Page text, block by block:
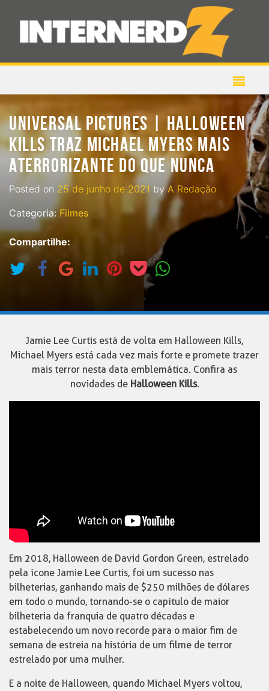
UNIVERSAL PICTURES | HALLOWEEN
KILLS TRAZ MICHAEL MYERS MAIS
ATERRORIZANTE DO QUE NUNCA
Posted on 25 de junho de 2021byA Redação
Categoria: Filmes
Compartilhe:
Jamie Lee Curtis está de volta em Halloween Kills,
Michael Myers está cada vez mais forte e promete trazer
mais terror nesta data emblemática. Confira as
novidades de Halloween Kills.
Em 2018, Halloween de David Gordon Green, estrelado
pela ícone Jamie Lee Curtis, foi um sucesso nas
bilheterias, ganhando mais de $250 milhões de dólares
em todo o mundo, tornando-se o capítulo de maior
bilheteria da franquia de quatro décadas e
estabelecendo um novo recorde para o maior fim de
semana de estreia na história de um filme de terror
estrelado por uma mulher.
E a noite de Halloween, quando Michael Myers voltou,